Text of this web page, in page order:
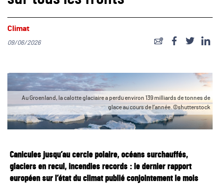
Climat
09/06/2026
Au Groenland, la calotte glaciaire a perdu environ 139 milliards de tonnes de
glace au cours de l’année. ©shutterstock
Canicules jusqu’au cercle polaire, océans surchauffés,
glaciers en recul, incendies records : le dernier rapport
européen sur l’état du climat publié conjointement le mois